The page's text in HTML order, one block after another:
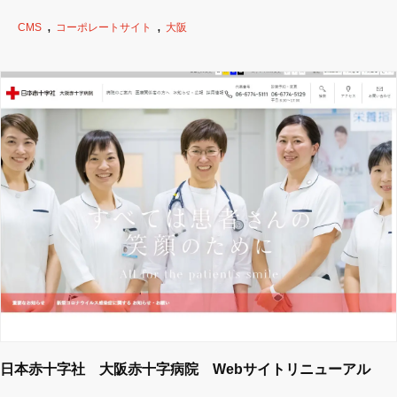
CMS コーポレートサイト 大阪
日本赤十字社 大阪赤十字病院 Webサイトリニューアル